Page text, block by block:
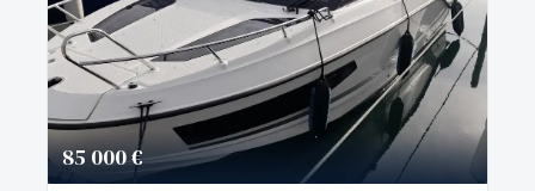
85 000 €